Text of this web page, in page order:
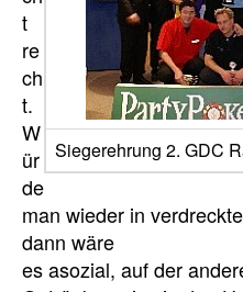
Siegerehrung 2. GDC
t
re
ch
t.
W
ür
de
man wieder in
dann wäre
es asozial, auf der